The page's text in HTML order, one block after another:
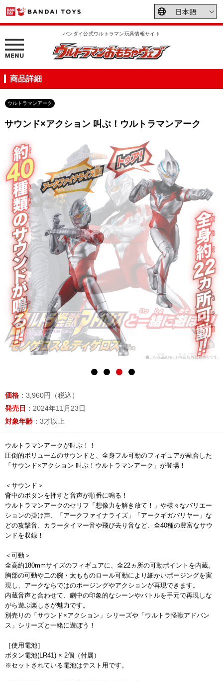
バンダイ公式ウルトラマン玩具情報サイト
商品詳細
ウルトラマンアーク
サウンド×アクション 叫ぶ！ウルトラマンアーク
価格 ：3,960円（税込）
発売日 ：2024年11月23日
対象年齢 ：3才以上
ウルトラマンアークが叫ぶ！！
圧倒的ボリュームのサウンドと、全身フル可動のフィギュアが融合した
「サウンド×アクション 叫ぶ！ウルトラマンアーク」が登場！
＜サウンド＞
背中のボタンを押すと音声が順番に鳴る！
ウルトラマンアークのセリフ「想像力を解き放て！」や様々なバリエー
ションの掛け声、「アークファイナライズ」「アークギガバリヤー」な
どの攻撃音、カラータイマー音や飛び去り音など、全40種の豊富なサウ
ンドを収録！
＜可動＞
全高約180mmサイズのフィギュアに、全22ヵ所の可動ポイントを内蔵。
胸部の可動や二の腕・太もものロール可動により細かいポージングを実
現し、アークならではのポージングやアクションが再現できます。
内蔵音声と合わせて、劇中の印象的なシーンやバトルを手元で再現しな
がら遊ぶ楽しさが魅力です。
別売りの「サウンド×アクション」シリーズや「ウルトラ怪獣アドバン
ス」シリーズと一緒に遊ぼう！
［使用電池］
ボタン電池(LR41) × 2個（付属）
※セットされている電池はテスト用です。